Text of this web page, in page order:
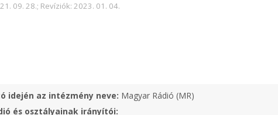
09. 28.; Revíziók: 2023. 01. 04.
idején az intézmény neve: Magyar Rádió (MR)
és osztályainak irányítói: